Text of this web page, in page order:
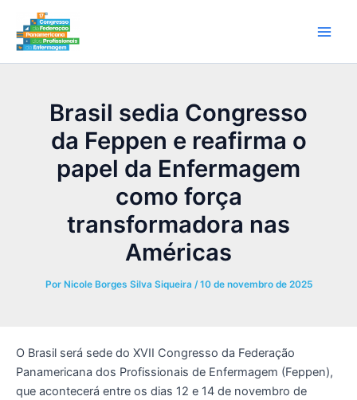
para
conteúdo
Brasil sedia Congresso
da Feppen e reafirma o
papel da Enfermagem
como força
transformadora nas
Américas
Por Nicole Borges Silva Siqueira /10 de novembro de 2025
O Brasil será sede do XVII Congresso da Federação
Panamericana dos Profissionais de Enfermagem (Feppen),
que acontecerá entre os dias 12 e 14 de novembro de